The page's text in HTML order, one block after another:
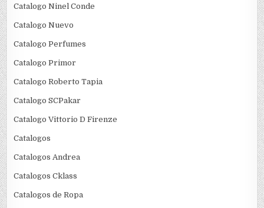
Catalogo Ninel Conde
Catalogo Nuevo
Catalogo Perfumes
Catalogo Primor
Catalogo Roberto Tapia
Catalogo SCPakar
Catalogo Vittorio D Firenze
Catalogos
Catalogos Andrea
Catalogos Cklass
Catalogos de Ropa